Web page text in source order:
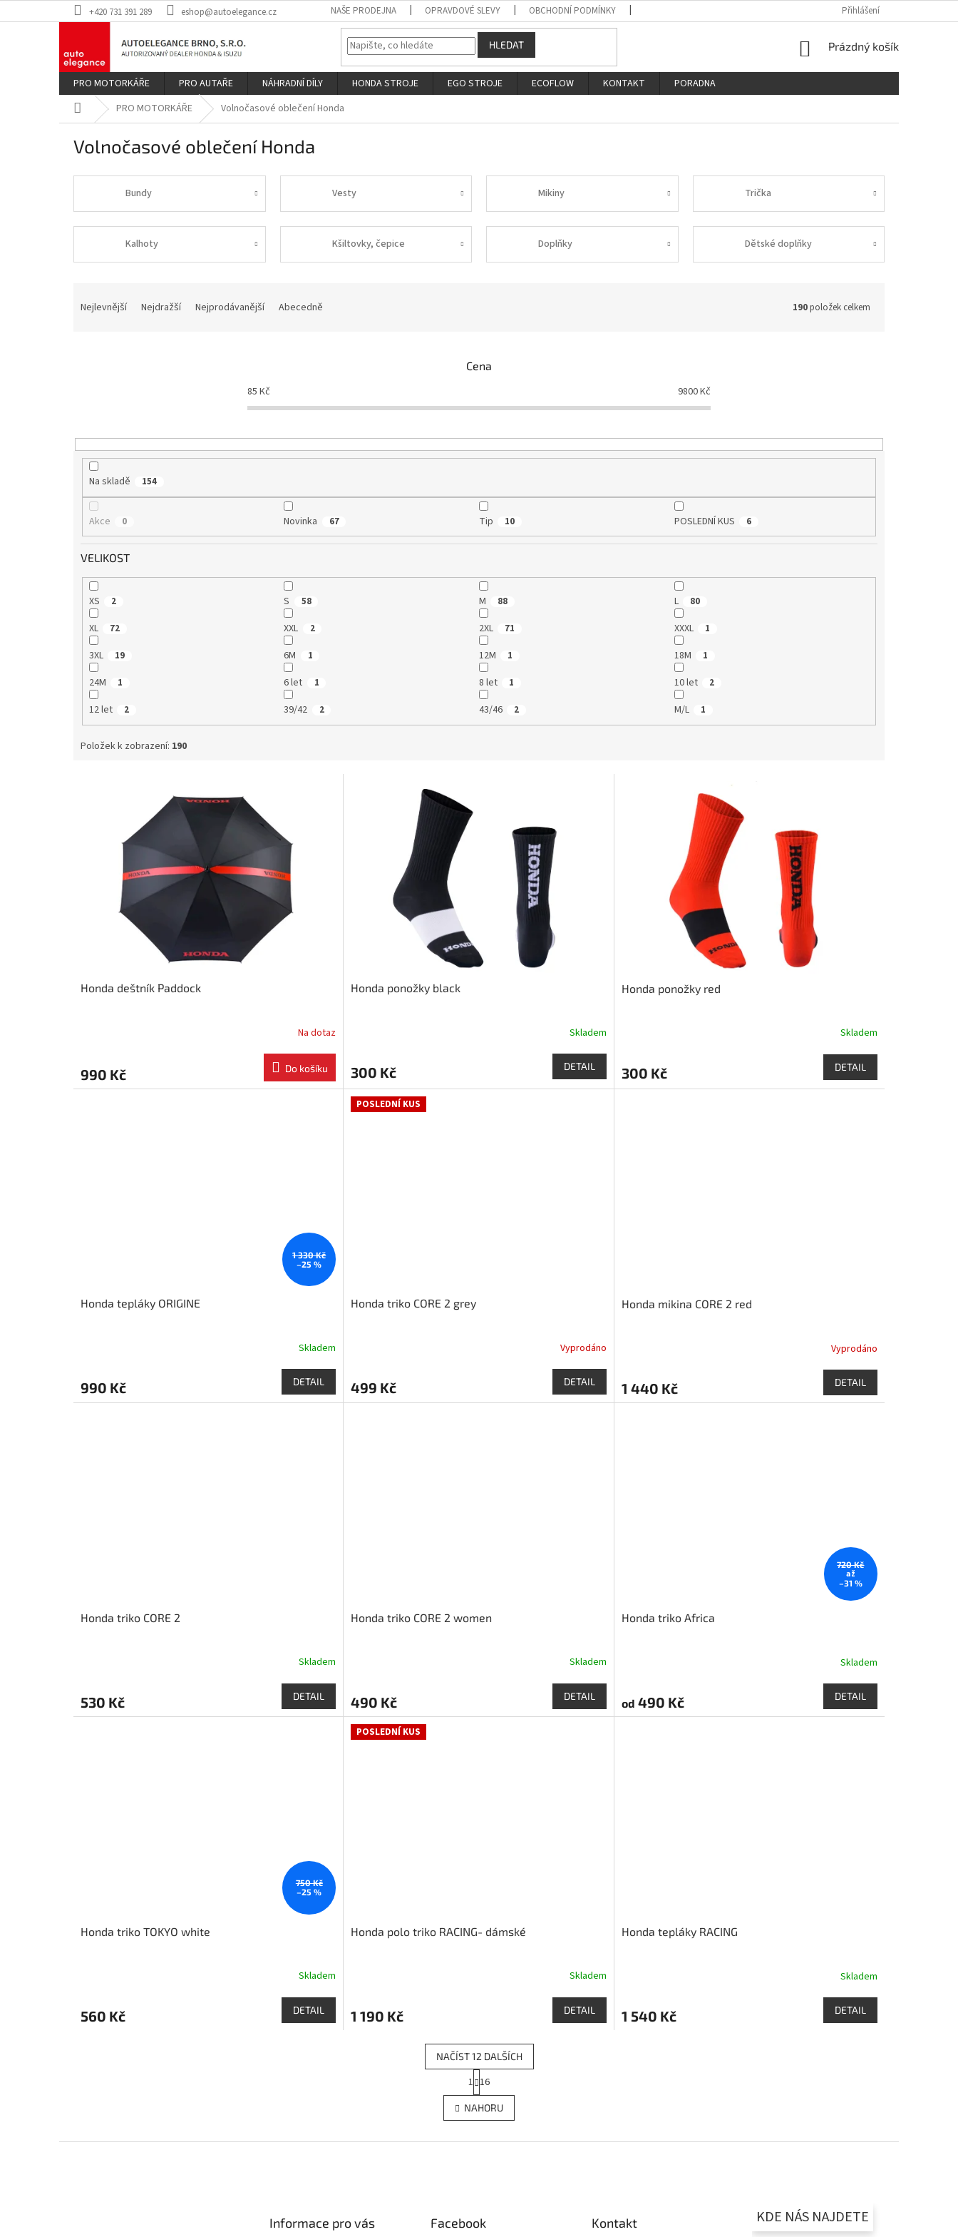
na
+420 731 391 289 eshop@autoelegance.cz NAŠE PRODEJNA OPRAVDOVÉ SLEVY OBCHODNÍ PODMÍNKY REKLAMAČNÍ ŘÁD
Přihlášení
HLEDAT
NÁKUPNÍ
Prázdný košík
PRO MOTORKÁŘE PRO AUTAŘE NÁHRADNÍ DÍLY HONDA STROJE EGO STROJE ECOFLOW KONTAKT
PORADNA
Domů PRO MOTORKÁŘE Volnočasové oblečení Honda
Volnočasové oblečení Honda
Bundy Vesty Mikiny Trička
Kalhoty Kšiltovky, čepice Doplňky Dětské doplňky
u
Nejlevnější Nejdražší Nejprodávanější Abecedně 190položek celkem
Cena
85 Kč 9800Kč
Na skladě 154
Akce 0 Novinka 67 Tip 10 POSLEDNÍ KUS 6
VELIKOST
XS 2 S 58 M 88 L 80
XL 72 XXL 2 2XL 71 XXXL 1
3XL 19 6M 1 12M 1 18M 1
24M 1 6 let 1 8 let 1 10 let 2
12 let 2 39/42 2 43/46 2 M/L 1
Položek k zobrazení: 190
Honda deštník Paddock
Na dotaz
990 Kč Do košíku
Honda ponožky black
Skladem
300 Kč DETAIL
Honda ponožky red
Skladem
300 Kč DETAIL
1 330 Kč
–25 %
Honda tepláky ORIGINE
Skladem
990 Kč DETAIL
POSLEDNÍ KUS
Honda triko CORE 2 grey
Vyprodáno
499 Kč DETAIL
Honda mikina CORE 2 red
Vyprodáno
1 440 Kč DETAIL
Honda triko CORE 2
Skladem
530 Kč DETAIL
Honda triko CORE 2 women
Skladem
490 Kč DETAIL
720 Kč
až
–31 %
Honda triko Africa
Skladem
od 490 Kč DETAIL
750 Kč
–25 %
Honda triko TOKYO white
Skladem
560 Kč DETAIL
POSLEDNÍ KUS
Honda polo triko RACING- dámské
Skladem
1 190 Kč DETAIL
Honda tepláky RACING
Skladem
1 540 Kč DETAIL
O
v
l
d
v
NAČÍST 12 DALŠÍCH
t
r
á
n
1 16
NAHORU
Informace pro vás Facebook Kontakt KDE NÁS NAJDETE